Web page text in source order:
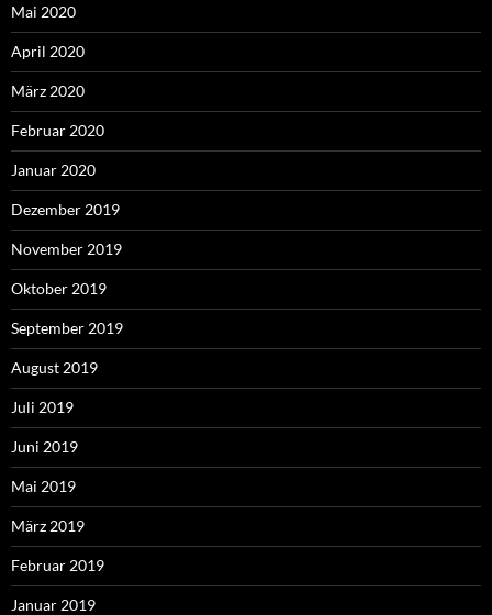
Mai 2020
April 2020
März 2020
Februar 2020
Januar 2020
Dezember 2019
November 2019
Oktober 2019
September 2019
August 2019
Juli 2019
Juni 2019
Mai 2019
März 2019
Februar 2019
Januar 2019